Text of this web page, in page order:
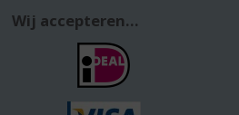
Wij accepteren...